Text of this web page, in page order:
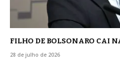
FILHO DE BOLSONARO CAI
28 de julho de 2026